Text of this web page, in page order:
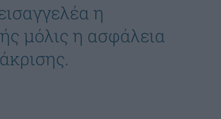
η
μόλις η ασφάλεια